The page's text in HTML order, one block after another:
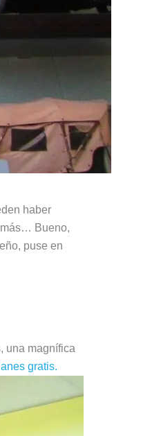
haber
más… Bueno,
puse en
una magnífica
gratis.